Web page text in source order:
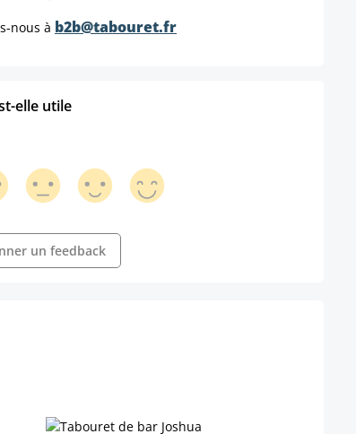
nous à b2b@tabouret.fr
elle utile
un feedback